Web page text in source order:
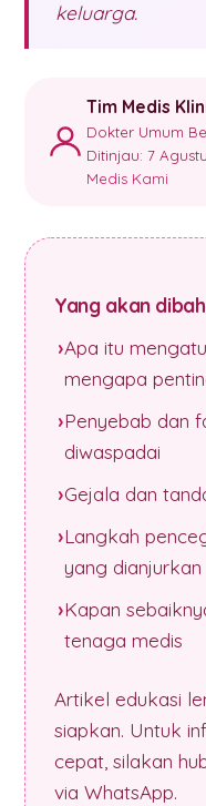
keluarga.
Tim Medis
Dokter Umum
Ditinjau: 7
Medis Kami
Yang akan
Apa itu
mengapa
Penyebab dan
diwaspadai
Gejala dan
Langkah
yang dianjurkan
Kapan
tenaga medis
Artikel edukasi
siapkan. Untuk
cepat, silakan
via WhatsApp.